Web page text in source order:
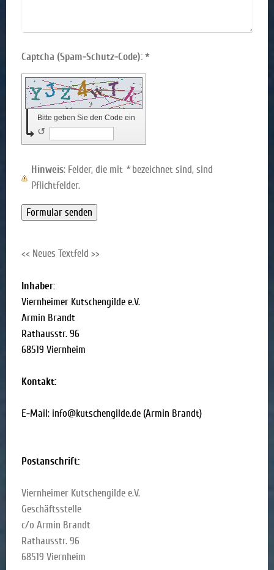
Captcha (Spam-Schutz-Code): *
Bitte geben Sie den Code ein
↺
Hinweis : Felder, die mit *bezeichnet sind, sind
Pflichtfelder.
<< Neues Textfeld >>
Inhaber:
Viernheimer Kutschengilde e.V.
Armin Brandt
Rathausstr. 96
68519 Viernheim
Kontakt:
E-Mail: info@kutschengilde.de (Armin Brandt)
Postanschrift:
Viernheimer Kutschengilde e.V.
Geschäftsstelle
c/o Armin Brandt
Rathausstr. 96
68519 Viernheim